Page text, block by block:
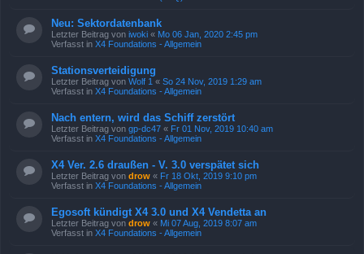
Neu: Sektordatenbank
Letzter Beitrag von iwoki « Mo 06 Jan, 2020 2:45 pm
Verfasst in X4 Foundations - Allgemein
Stationsverteidigung
Letzter Beitrag von Wolf 1 « So 24 Nov, 2019 1:29 am
Verfasst in X4 Foundations - Allgemein
Nach entern, wird das Schiff zerstört
Letzter Beitrag von gp-dc47 « Fr 01 Nov, 2019 10:40 am
Verfasst in X4 Foundations - Allgemein
X4 Ver. 2.6 draußen - V. 3.0 verspätet sich
Letzter Beitrag von drow « Fr 18 Okt, 2019 9:10 pm
Verfasst in X4 Foundations - Allgemein
Egosoft kündigt X4 3.0 und X4 Vendetta an
Letzter Beitrag von drow « Mi 07 Aug, 2019 8:07 am
Verfasst in X4 Foundations - Allgemein